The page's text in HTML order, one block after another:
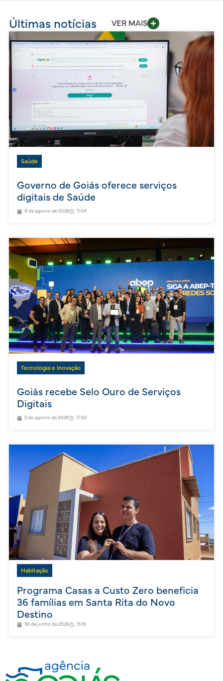
Últimas notícias VER MAIS
Saúde
Governo de Goiás oferece serviços
digitais de Saúde
9 de agosto de 2026 11:04
Tecnologia e Inovação
Goiás recebe Selo Ouro de Serviços
Digitais
5 de agosto de 2026 17:02
Habitação
Programa Casas a Custo Zero beneficia
36 famílias em Santa Rita do Novo
Destino
30 de junho de 2026 15:16